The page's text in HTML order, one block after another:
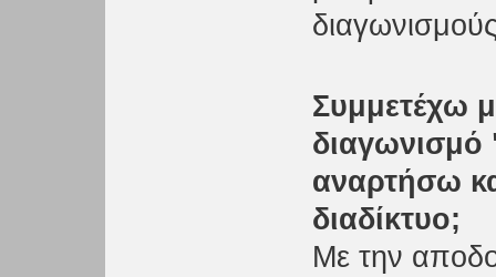
Συμμετέχω
αναρτήσω
διαδίκτυο;
Με την